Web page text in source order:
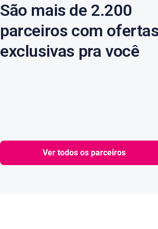
São mais de 2.200
parceiros com
exclusivas pra você
Ver todos os parceiros